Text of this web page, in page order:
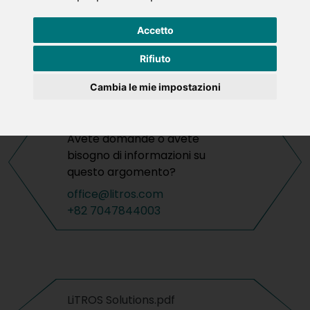
Accetto
Rifiuto
Cambia le mie impostazioni
Avete domande o avete
bisogno di informazioni su
questo argomento?
office@litros.com
+82 7047844003
LiTROS Solutions.pdf